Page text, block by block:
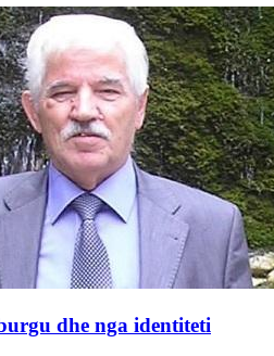
dhe nga identiteti